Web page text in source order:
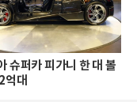
슈퍼카 피가니 한 대 볼
억대